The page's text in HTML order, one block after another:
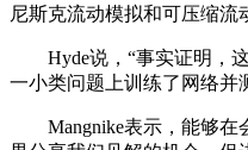
尼斯克流动模拟和可压缩流
Hyde说，“事实证明，这
一小类问题上训练了网络并
Mangnike表示，能够在会